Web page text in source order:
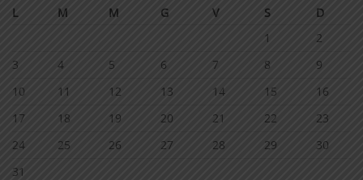
L M M G V S
D
1
2
3
4 5 6 7 8
9
10
11 12 13 14 15
16
17
18 19 20 21 22
23
24
25 26 27 28 29
30
31